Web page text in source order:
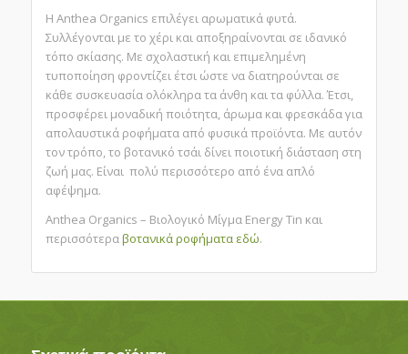
Η Anthea Organics επιλέγει αρωματικά φυτά.
Συλλέγονται με το χέρι και αποξηραίνονται σε ιδανικό
τόπο σκίασης. Με σχολαστική και επιμελημένη
τυποποίηση φροντίζει έτσι ώστε να διατηρούνται σε
κάθε συσκευασία ολόκληρα τα άνθη και τα φύλλα. Έτσι,
προσφέρει μοναδική ποιότητα, άρωμα και φρεσκάδα για
απολαυστικά ροφήματα από φυσικά προϊόντα. Με αυτόν
τον τρόπο, το βοτανικό τσάι δίνει ποιοτική διάσταση στη
ζωή μας. Είναι πολύ περισσότερο από ένα απλό
αφέψημα.
Anthea Organics – Βιολογικό Μίγμα Energy Tin και
περισσότεραβοτανικά ροφήματα εδώ.